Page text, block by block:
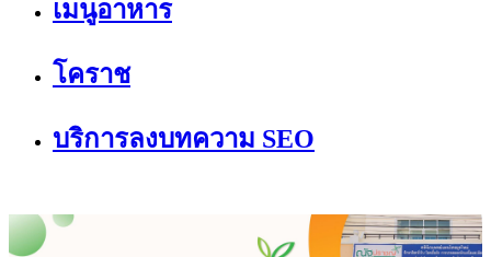
เมนูอาหาร
โคราช
บริการลงบทความ SEO